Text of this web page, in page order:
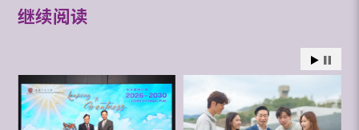
继续阅读